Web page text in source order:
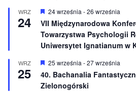
n
i
o
n
e
WRZ
24
W
y
r
ó
ż
n
i
o
n
e
24 września -26 września
VII Międzynarodowa
Towarzystwa Psychologii
Uniwersytet Ignatianum w
WRZ
25
W
r
ó
25 września -27 września
40. Bachanalia
Zielonogórski